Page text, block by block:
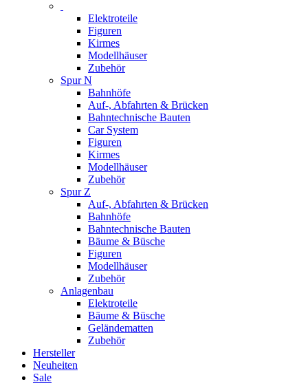
Elektroteile
Figuren
Kirmes
Modellhäuser
Zubehör
Spur N
Bahnhöfe
Auf-, Abfahrten & Brücken
Bahntechnische Bauten
Car System
Figuren
Kirmes
Modellhäuser
Zubehör
Spur Z
Auf-, Abfahrten & Brücken
Bahnhöfe
Bahntechnische Bauten
Bäume & Büsche
Figuren
Modellhäuser
Zubehör
Anlagenbau
Elektroteile
Bäume & Büsche
Geländematten
Zubehör
Hersteller
Neuheiten
Sale